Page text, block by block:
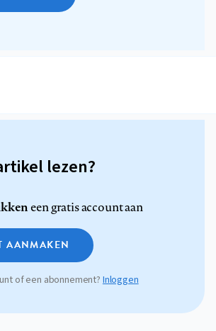
lezen?
een gratis account aan
AANMAKEN
of een abonnement? Inloggen